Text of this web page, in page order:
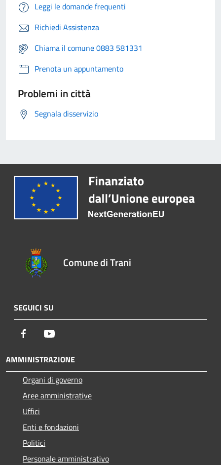
Leggi le domande frequenti
Richiedi Assistenza
Chiama il comune 0883 581331
Prenota un appuntamento
Problemi in città
Segnala disservizio
Comune di Trani
SEGUICI SU
Facebook
AMMINISTRAZIONE
Organi di governo
Aree amministrative
Uffici
Enti e fondazioni
Politici
Personale amministrativo